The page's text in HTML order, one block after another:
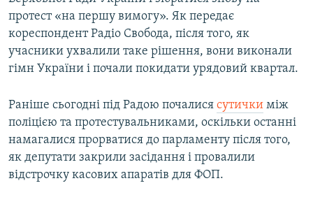
ДОЛУЧАЙСЯ!
Усі сайти RFE/RL
протест «на першу вимогу». Як передає
кореспондент Радіо Свобода, після того, як
учасники ухвалили таке рішення, вони виконали
гімн України і почали покидати урядовий квартал.
Раніше сьогодні під Радою почалися сутички між
поліцією та протестувальниками, оскільки останні
намагалися прорватися до парламенту після того,
як депутати закрили засідання і провалили
відстрочку касових апаратів для ФОП.